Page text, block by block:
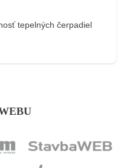
tepelných čerpadiel